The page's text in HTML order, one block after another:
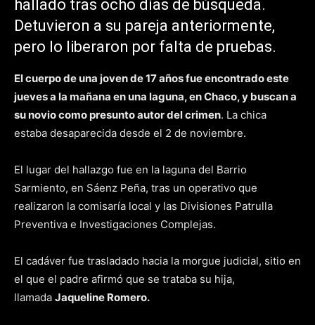
hallado tras ocho días de búsqueda.
Detuvieron a su pareja anteriormente,
pero lo liberaron por falta de pruebas.
El cuerpo de una joven de 17 años fue encontrado este
jueves a la mañana en una laguna, en Chaco, y buscan a
su novio como presunto autor del crimen. La chica
estaba desaparecida desde el 2 de noviembre.
El lugar del hallazgo fue en la laguna del Barrio
Sarmiento, en Sáenz Peña, tras un operativo que
realizaron la comisaría local y las Divisiones Patrulla
Preventiva e Investigaciones Complejas.
El cadáver fue trasladado hacia la morgue judicial, sitio en
el que el padre afirmó que se trataba su hija,
llamada Jaqueline Romero.